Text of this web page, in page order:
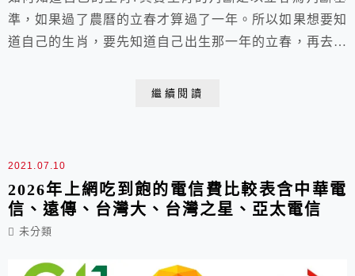
準，如果過了農曆的立春才算過了一年。所以如果想要知
道自己的生肖，要先知道自己出生那一年的立春，再去對
繼續閱讀
2021.07.10
2026年上網吃到飽的電信費比較表含中華電
信、遠傳、台灣大、台灣之星、亞太電信
未分類